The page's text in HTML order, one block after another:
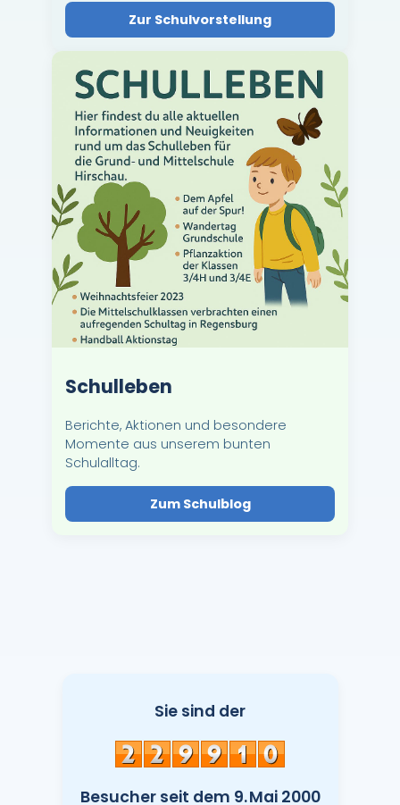
Zur Schulvorstellung
Schulleben
Berichte, Aktionen und besondere
Momente aus unserem bunten
Schulalltag.
Zum Schulblog
Sie sind der
Besucher seit dem 9. Mai 2000